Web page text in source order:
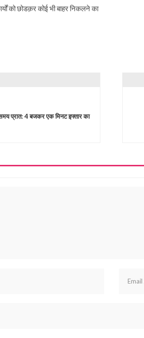
को छोडक़र कोई भी बाहर निकलने का
प्रात: 4 बजकर एक मिनट इफ्तार का